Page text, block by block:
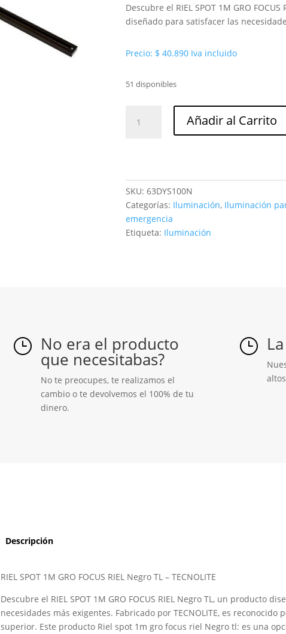
Descubre el RIEL SPOT 1M GRO
diseñado para satisfacer las
Precio: $ 40.890 Iva incluido
51 disponibles
spot
riel
negro
tl
Tecnolite
ref.
Añadir al Carrito
SKU: 63DYS100N
Categorías: Iluminación, Iluminación
emergencia
Etiqueta: Iluminación
} No era el producto
que necesitabas?
No te preocupes, te realizamos el
cambio o te devolvemos el 100% de tu
dinero.
}
Descripción
RIEL SPOT 1M GRO FOCUS RIEL Negro TL – TECNOLITE
Descubre el RIEL SPOT 1M GRO FOCUS RIEL Negro TL, un producto
necesidades más exigentes. Fabricado por TECNOLITE, es
superior. Este producto Riel spot 1m gro focus riel Negro tl: es una